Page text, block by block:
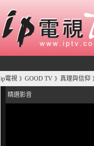
ip電視 》 GOOD TV 》 真理與信仰
精選影音